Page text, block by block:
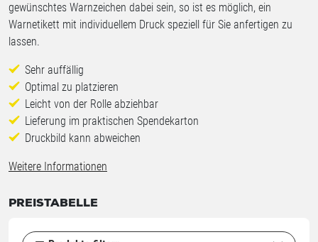
gewünschtes Warnzeichen dabei sein, so ist es möglich, ein
Warnetikett mit individuellem Druck speziell für Sie anfertigen zu
lassen.
Sehr auffällig
Optimal zu platzieren
Leicht von der Rolle abziehbar
Lieferung im praktischen Spendekarton
Druckbild kann abweichen
Weitere Informationen
PREISTABELLE